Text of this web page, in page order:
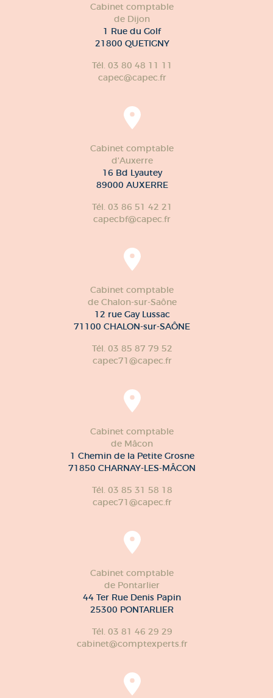
Cabinet comptable
de Dijon
1 Rue du Golf
21800 QUETIGNY
Tél. 03 80 48 11 11
capec@capec.fr
Cabinet comptable
d'Auxerre
16 Bd Lyautey
89000 AUXERRE
Tél. 03 86 51 42 21
capecbf@capec.fr
Cabinet comptable
de Chalon-sur-Saône
12 rue Gay Lussac
71100 CHALON-sur-SAÔNE
Tél. 03 85 87 79 52
capec71@capec.fr
Cabinet comptable
de Mâcon
1 Chemin de la Petite Grosne
71850 CHARNAY-LES-MÂCON
Tél. 03 85 31 58 18
capec71@capec.fr
Cabinet comptable
de Pontarlier
44 Ter Rue Denis Papin
25300 PONTARLIER
Tél. 03 81 46 29 29
cabinet@comptexperts.fr